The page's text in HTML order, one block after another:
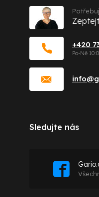
info@
+420
Sledujte nás